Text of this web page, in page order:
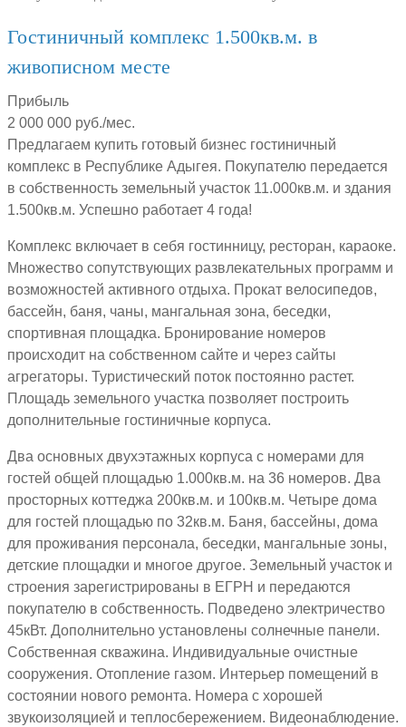
Гостиничный комплекс 1.500кв.м. в
живописном месте
Прибыль
2 000 000 руб./мес.
Предлагаем купить готовый бизнес гостиничный
комплекс в Республике Адыгея. Покупателю передается
в собственность земельный участок 11.000кв.м. и здания
1.500кв.м. Успешно работает 4 года!
Комплекс включает в себя гостинницу, ресторан, караоке.
Множество сопутствующих развлекательных программ и
возможностей активного отдыха. Прокат велосипедов,
бассейн, баня, чаны, мангальная зона, беседки,
спортивная площадка. Бронирование номеров
происходит на собственном сайте и через сайты
агрегаторы. Туристический поток постоянно растет.
Площадь земельного участка позволяет построить
дополнительные гостиничные корпуса.
Два основных двухэтажных корпуса с номерами для
гостей общей площадью 1.000кв.м. на 36 номеров. Два
просторных коттеджа 200кв.м. и 100кв.м. Четыре дома
для гостей площадью по 32кв.м. Баня, бассейны, дома
для проживания персонала, беседки, мангальные зоны,
детские площадки и многое другое. Земельный участок и
строения зарегистрированы в ЕГРН и передаются
покупателю в собственность. Подведено электричество
45кВт. Дополнительно установлены солнечные панели.
Собственная скважина. Индивидуальные очистные
сооружения. Отопление газом. Интерьер помещений в
состоянии нового ремонта. Номера с хорошей
звукоизоляцией и теплосбережением. Видеонаблюдение.